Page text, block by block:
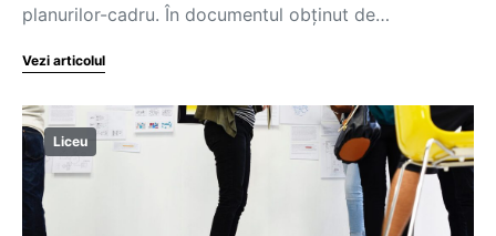
planurilor-cadru. În documentul obținut de…
Vezi articolul
Liceu